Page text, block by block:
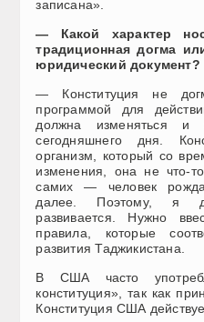
записана».
— Какой характер
традиционная догма
юридический документ?
— Конституция не
программой для
должна изменяться и
сегодняшнего дня.
организм, который со
изменения, она не что-
самих — человек
далее. Поэтому, я
развивается. Нужно
правила, которые
развития Таджикистана.
В США часто
конституция», так как
Конституция США